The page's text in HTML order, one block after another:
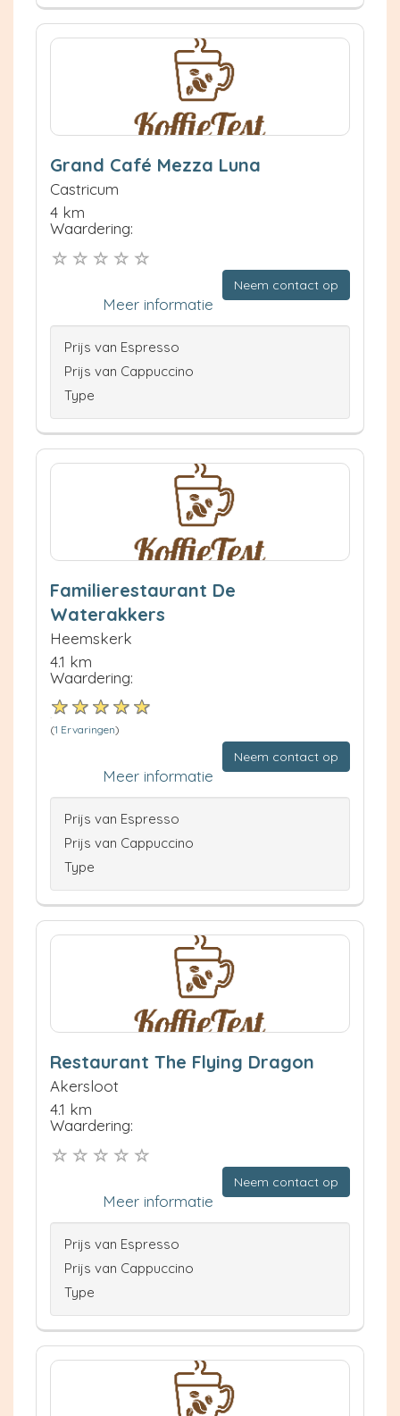
Grand Café Mezza Luna
Castricum
4 km
Waardering:
Neem contact op
Meer informatie
Prijs van Espresso
Prijs van Cappuccino
Type
Familierestaurant De
Waterakkers
Heemskerk
4.1 km
Waardering:
(1 Ervaringen)
Neem contact op
Meer informatie
Prijs van Espresso
Prijs van Cappuccino
Type
Restaurant The Flying Dragon
Akersloot
4.1 km
Waardering:
Neem contact op
Meer informatie
Prijs van Espresso
Prijs van Cappuccino
Type